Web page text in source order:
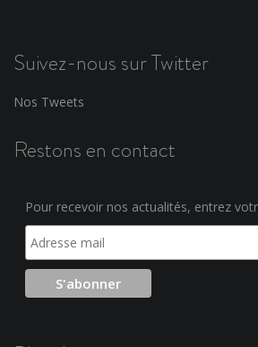
Suivez-nous sur Twitter
Nos Tweets
Restons en contact
Pour recevoir nos actualités, entrez